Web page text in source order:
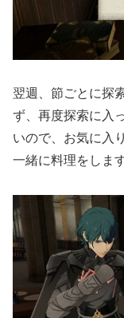
翌週、節ごとに探
ず、再度探索に入
いので、お気に入
一緒に料理をします